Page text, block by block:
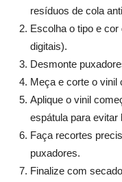
resíduos de cola
Escolha o tipo e
digitais).
Desmonte
Meça e corte o vinil
Aplique o vinil
espátula para evitar
Faça recortes
puxadores.
Finalize com